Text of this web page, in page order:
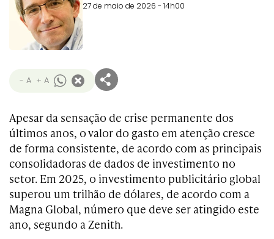
27 de maio de 2026 - 14h00
- A + A
Apesar da sensação de crise permanente dos
últimos anos, o valor do gasto em atenção cresce
de forma consistente, de acordo com as principais
consolidadoras de dados de investimento no
setor. Em 2025, o investimento publicitário global
superou um trilhão de dólares, de acordo com a
Magna Global, número que deve ser atingido este
ano, segundo a Zenith.